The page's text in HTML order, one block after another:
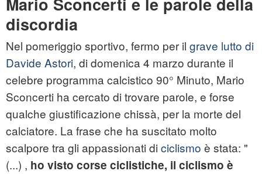
discordia
Nel pomeriggio sportivo, fermo per il grave lutto di
Davide Astori, di domenica 4 marzo durante il
celebre programma calcistico 90° Minuto, Mario
Sconcerti ha cercato di trovare parole, e forse
qualche giustificazione chissà, per la morte del
calciatore. La frase che ha suscitato molto
scalpore tra gli appassionati di ciclismo è stata: "
(...) , ho visto corse ciclistiche, il ciclismo è